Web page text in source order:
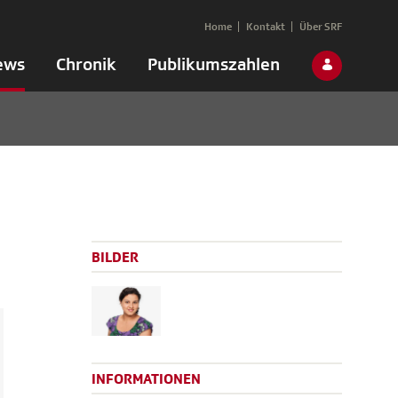
Chronik Publikumszahlen
Home Kontakt Über SRF
BILDER
INFORMATIONEN